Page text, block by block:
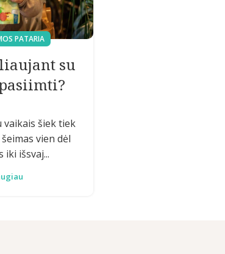
PATARIA
su
vaikais šiek tiek
vien dėl
iki išsvaj...